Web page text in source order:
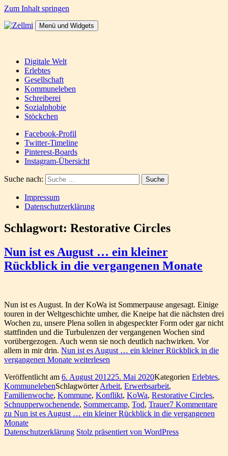
Zum Inhalt springen
Menü und Widgets
Digitale Welt
Erlebtes
Gesellschaft
Kommuneleben
Schreiberei
Sozialphobie
Stöckchen
Facebook-Profil
Twitter-Timeline
Pinterest-Boards
Instagram-Übersicht
Suche nach:
Impressum
Datenschutzerklärung
Schlagwort: Restorative Circles
Nun ist es August … ein kleiner
Rückblick in die vergangenen Monate
Nun ist es August. In der KoWa ist Sommerpause angesagt. Einige
touren in der Weltgeschichte umher, die Kneipe hat die nächsten drei
Wochen zu, unsere Plena sollen in abgespeckter Form oder gar nicht
stattfinden und die Turbulenzen der vergangenen Wochen sind
vorübergezogen. Auch wenn sie noch deutlich nachwirken. Vor
allem in mir drin. Nun ist es August … ein kleiner Rückblick in die
vergangenen Monate weiterlesen
Veröffentlicht am 6. August 201225. Mai 2020Kategorien Erlebtes,
KommunelebenSchlagwörterArbeit, Erwerbsarbeit,
Familienwoche, Kommune, Konflikt, KoWa, Restorative Circles,
Schnupperwochenende, Sommercamp, Tod, Trauer7 Kommentare
zu Nun ist es August … ein kleiner Rückblick in die vergangenen
Monate
Datenschutzerklärung Stolz präsentiert von WordPress